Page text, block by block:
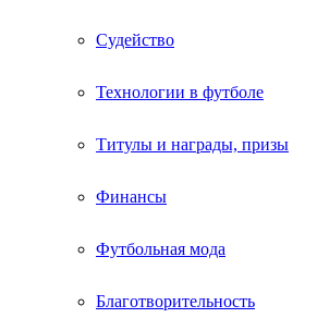
Судейство
Технологии в футболе
Титулы и награды, призы
Финансы
Футбольная мода
Благотворительность